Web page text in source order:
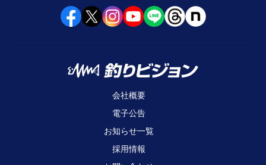
会社概要
電子公告
お知らせ一覧
採用情報